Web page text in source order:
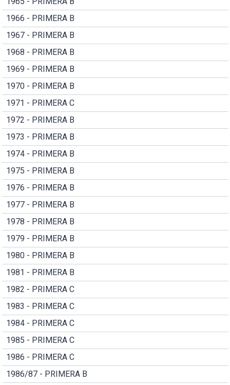
1966 - PRIMERA B
1967 - PRIMERA B
1968 - PRIMERA B
1969 - PRIMERA B
1970 - PRIMERA B
1971 - PRIMERA C
1972 - PRIMERA B
1973 - PRIMERA B
1974 - PRIMERA B
1975 - PRIMERA B
1976 - PRIMERA B
1977 - PRIMERA B
1978 - PRIMERA B
1979 - PRIMERA B
1980 - PRIMERA B
1981 - PRIMERA B
1982 - PRIMERA C
1983 - PRIMERA C
1984 - PRIMERA C
1985 - PRIMERA C
1986 - PRIMERA C
1986/87 - PRIMERA B